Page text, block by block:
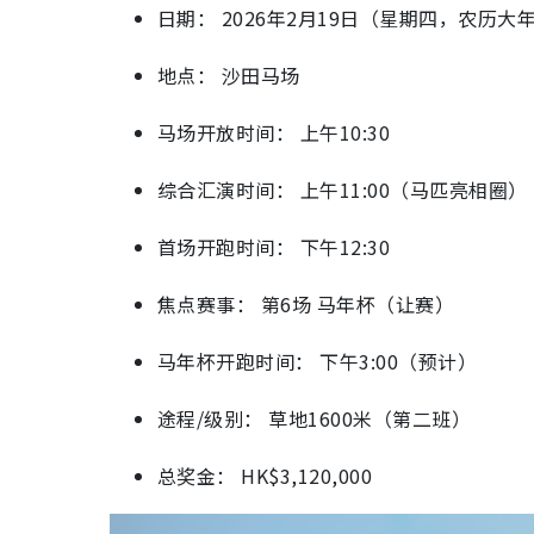
日期： 2026年2月19日（星期四，农历大
地点： 沙田马场
马场开放时间： 上午10:30
综合汇演时间： 上午11:00（马匹亮相圈）
首场开跑时间： 下午12:30
焦点赛事： 第6场 马年杯（让赛）
马年杯开跑时间： 下午3:00（预计）
途程/级别： 草地1600米（第二班）
总奖金： HK$3,120,000